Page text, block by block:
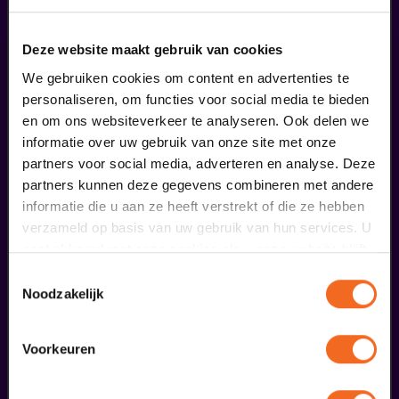
Deze website maakt gebruik van cookies
We gebruiken cookies om content en advertenties te
personaliseren, om functies voor social media te bieden
en om ons websiteverkeer te analyseren. Ook delen we
informatie over uw gebruik van onze site met onze
partners voor social media, adverteren en analyse. Deze
partners kunnen deze gegevens combineren met andere
informatie die u aan ze heeft verstrekt of die ze hebben
verzameld op basis van uw gebruik van hun services. U
gaat akkoord met onze cookies als u onze website blijft
Noodzakelijk
Voorkeuren
fans dieser Show haben auch
bestellt
29
augustus
Öffentliche Meisterklasse
ab € 0,00| Klassik